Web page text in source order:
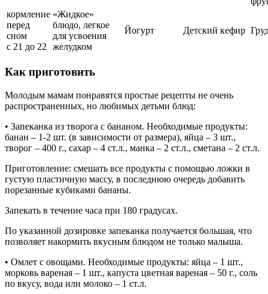
кормление
перед
сном
с 21 до 22
«Жидкое»
блюдо, легкое
для усвоения
желудком
Йогурт Детский кефир
Как приготовить
Молодым мамам понравятся простые рецепты не очень
распространенных, но любимых детьми блюд:
• Запеканка из творога с бананом. Необходимые продукты:
банан – 1-2 шт. (в зависимости от размера), яйца – 3 шт.,
творог – 400 г., сахар – 4 ст.л., манка – 2 ст.л., сметана – 2 ст.л.
Приготовление: смешать все продукты с помощью ложки в
густую пластичную массу, в последнюю очередь добавить
порезанные кубиками бананы.
Запекать в течение часа при 180 градусах.
По указанной дозировке запеканка получается большая, что
позволяет накормить вкусным блюдом не только малыша.
• Омлет с овощами. Необходимые продукты: яйца – 1 шт.,
морковь вареная – 1 шт., капуста цветная вареная – 50 г., соль
по вкусу, вода или молоко – 1 ст.л.